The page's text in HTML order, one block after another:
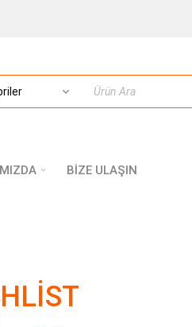
BİZE ULAŞIN